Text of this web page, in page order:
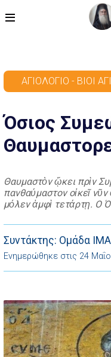
ΑΓΙΟΛΌΓΙΟ - ΒΊΟΙ
Όσιος
Θαυμαστὸν ᾤκει πρὶν
πανθαύμαστον οἰκεῖ
μόλεν ἀμφὶ τετάρτῃ. Ο
Έδεσσα, αλλά
ευρίσκετο στην ηλικία
σεισμός κατέστρεψε
Συντάκτης: Ομάδα
Ενημερώθηκε στις 24